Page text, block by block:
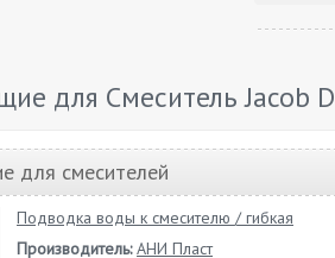
для Смеситель Jacob
для смесителей
Подводка воды к смесителю / гибкая
Производитель: АНИ Пласт